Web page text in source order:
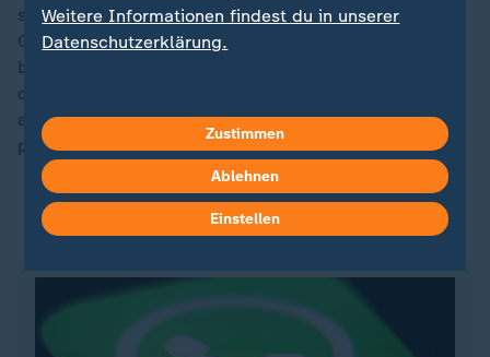
seit Jahren an einer neuen Weltordnung, als
Gegenentwurf zu den USA. Der G20-Gipfel in Rio
bietet ihm abermals eine Plattform, um für das
chinesische Modell zu werben. Dessen sollten sich die
anderen G20-Teilnehmer bewusst sein, gerade in
politisch unruhigen Zeiten.
ZDFheute auf WhatsApp
Weitere Informationen findest du in unserer
Datenschutzerklärung.
Zustimmen
Ablehnen
Einstellen